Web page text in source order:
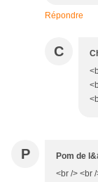
Répondre
C
P Pom de
<br /> <br